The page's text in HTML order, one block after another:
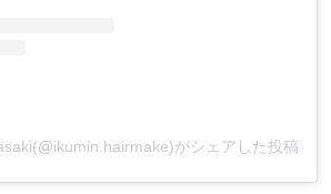
がシェアした投稿